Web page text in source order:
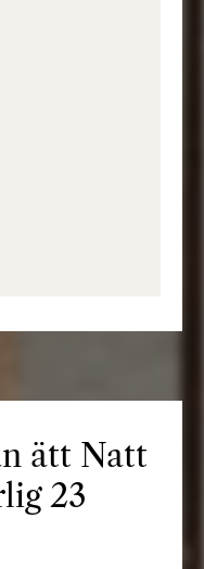
ätt Natt
23